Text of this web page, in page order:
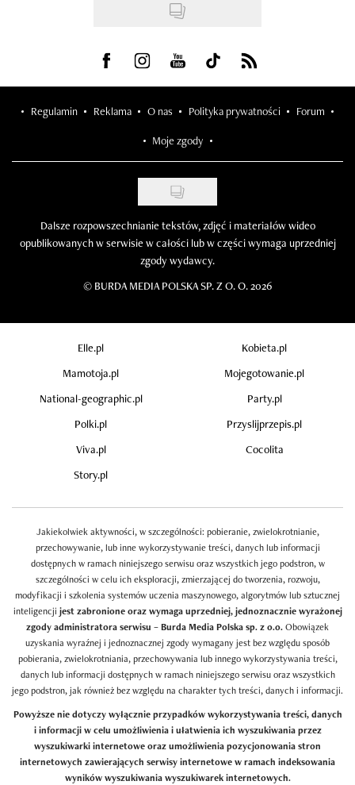
Visit us on Facebook
Visit us on Instagram
Visit us on Youtube
Visit us on Tiktok
Visit us on Rss
Regulamin Reklama O nas Polityka prywatności Forum
Moje zgody
Dalsze rozpowszechnianie tekstów, zdjęć i materiałów wideo
opublikowanych w serwisie w całości lub w części wymaga uprzedniej
zgody wydawcy.
© BURDA MEDIA POLSKA SP. Z O. O. 2026
Elle.pl
Kobieta.pl
Mamotoja.pl
Mojegotowanie.pl
National-geographic.pl
Party.pl
Polki.pl
Przyslijprzepis.pl
Viva.pl
Cocolita
Story.pl
Jakiekolwiek aktywności, w szczególności: pobieranie, zwielokrotnianie,
przechowywanie, lub inne wykorzystywanie treści, danych lub informacji
dostępnych w ramach niniejszego serwisu oraz wszystkich jego podstron, w
szczególności w celu ich eksploracji, zmierzającej do tworzenia, rozwoju,
modyfikacji i szkolenia systemów uczenia maszynowego, algorytmów lub sztucznej
inteligencji jest zabronione oraz wymaga uprzedniej, jednoznacznie wyrażonej
zgody administratora serwisu – Burda Media Polska sp. z o.o.Obowiązek
uzyskania wyraźnej i jednoznacznej zgody wymagany jest bez względu sposób
pobierania, zwielokrotniania, przechowywania lub innego wykorzystywania treści,
danych lub informacji dostępnych w ramach niniejszego serwisu oraz wszystkich
jego podstron, jak również bez względu na charakter tych treści, danych i informacji.
Powyższe nie dotyczy wyłącznie przypadków wykorzystywania treści, danych
i informacji w celu umożliwienia i ułatwienia ich wyszukiwania przez
wyszukiwarki internetowe oraz umożliwienia pozycjonowania stron
internetowych zawierających serwisy internetowe w ramach indeksowania
wyników wyszukiwania wyszukiwarek internetowych.